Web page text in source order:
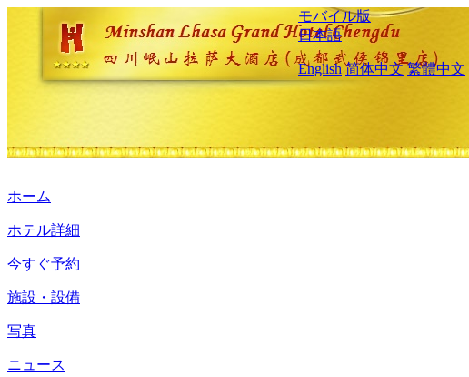
モバイル版
日本語
English 简体中文 繁體中文
ホーム
ホテル詳細
今すぐ予約
施設・設備
写真
ニュース